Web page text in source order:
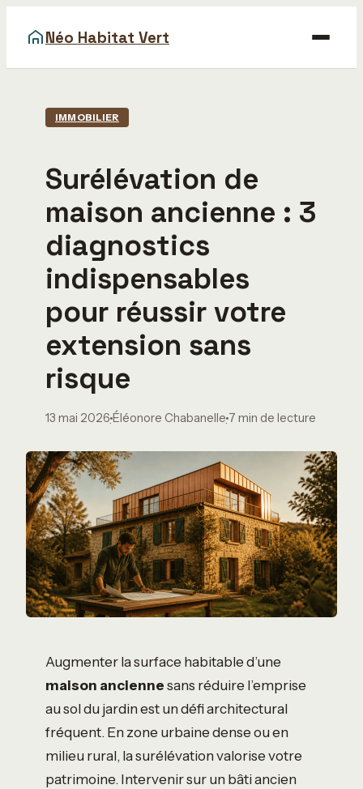
Néo Habitat Vert
Maison
Déco
Gastronomie
Immobilier
IMMOBILIER
Surélévation de
maison ancienne : 3
diagnostics
indispensables
pour réussir votre
extension sans
risque
13 mai 2026·Éléonore Chabanelle·7 min de lecture
Augmenter la surface habitable d’une
maison anciennesans réduire l’emprise
au sol du jardin est un défi architectural
fréquent. En zone urbaine dense ou en
milieu rural, la surélévation valorise votre
patrimoine. Intervenir sur un bâti ancien